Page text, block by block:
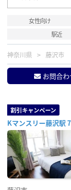
女性向け
駅近
神奈川県 藤沢市
お問合わ
割引キャンペーン
Kマンスリー藤沢駅